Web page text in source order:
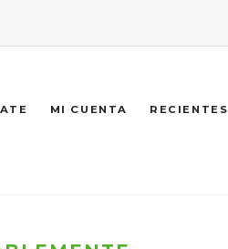
MI CUENTA RECIENTES